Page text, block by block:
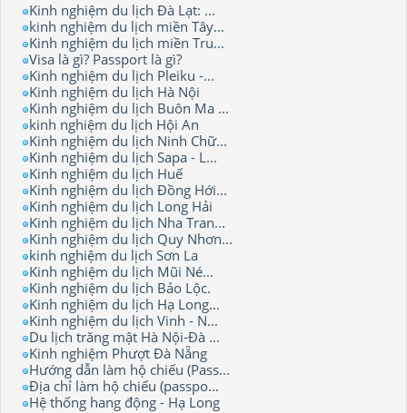
Kinh nghiệm du lịch Đà Lạt: ...
kinh nghiệm du lịch miền Tây...
Kinh nghiệm du lịch miền Tru...
Visa là gì? Passport là gì?
Kinh nghiệm du lịch Pleiku -...
Kinh nghiệm du lịch Hà Nội
Kinh nghiệm du lịch Buôn Ma ...
kinh nghiệm du lịch Hội An
Kinh nghiệm du lịch Ninh Chữ...
Kinh nghiệm du lịch Sapa - L...
Kinh nghiệm du lịch Huế
Kinh nghiệm du lịch Đồng Hới...
Kinh nghiệm du lịch Long Hải
Kinh nghiệm du lịch Nha Tran...
Kinh nghiệm du lịch Quy Nhơn...
kinh nghiệm du lịch Sơn La
Kinh nghiệm du lịch Mũi Né...
Kinh nghiệm du lịch Bảo Lộc.
Kinh nghiệm du lịch Hạ Long...
Kinh nghiệm du lịch Vinh - N...
Du lịch trăng mật Hà Nội-Đà ...
Kinh nghiệm Phượt Đà Nẵng
Hướng dẫn làm hộ chiếu (Pass...
Địa chỉ làm hộ chiếu (passpo...
Hệ thống hang động - Hạ Long